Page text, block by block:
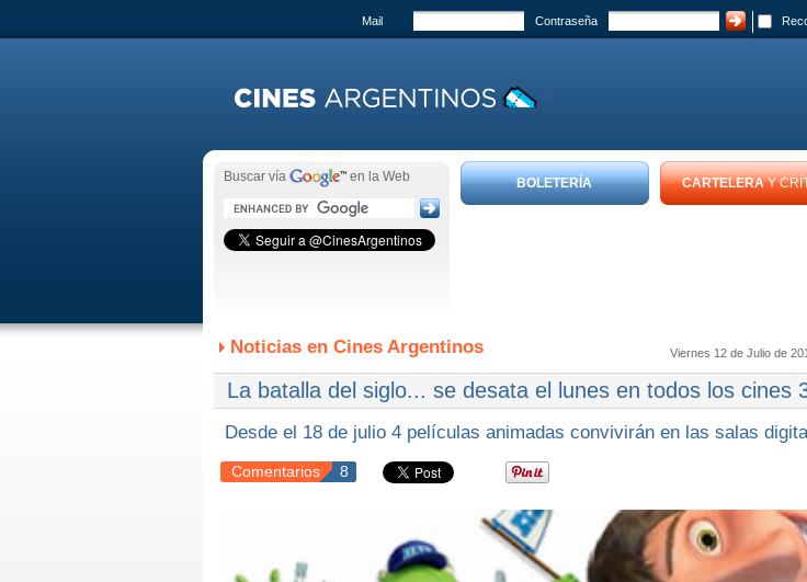
Mail Contraseña
Buscar vía en la Web BOLETERÍA CARTELERAY
Viernes 12 de Julio de
Noticias en Cines Argentinos
La batalla del siglo... se desata el lunes en todos los cines
Desde el 18 de julio 4 películas animadas convivirán en las salas
Comentarios 8